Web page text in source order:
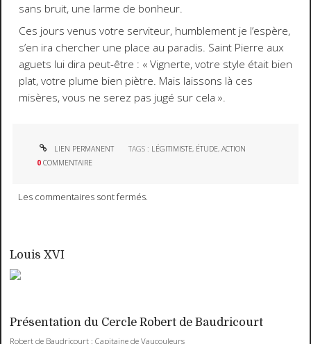
Louis XVI
Présentation du Cercle Robert de Baudricourt
Robert de Baudricourt : Capitaine de Vaucouleurs
sans bruit, une larme de bonheur.
Ces jours venus votre serviteur, humblement je l’espère,
s’en ira chercher une place au paradis. Saint Pierre aux
aguets lui dira peut-être : «Vignerte, votre style était bien
plat, votre plume bien piètre. Mais laissons là ces
misères, vous ne serez pas jugé sur cela ».
LIEN PERMANENT TAGS : LÉGITIMISTE, ÉTUDE,ACTION
0 COMMENTAIRE
Les commentaires sont fermés.